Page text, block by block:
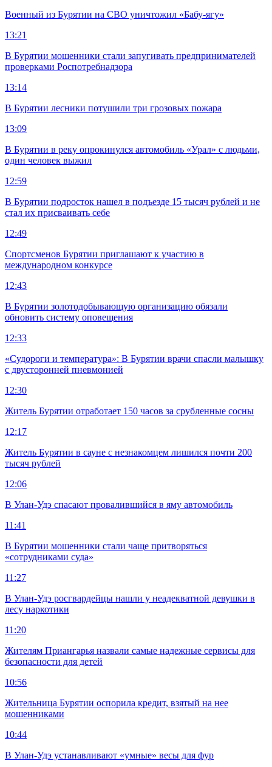
Военный из Бурятии на СВО уничтожил «Бабу-ягу»
13:21
В Бурятии мошенники стали запугивать предпринимателей
проверками Роспотребнадзора
13:14
В Бурятии лесники потушили три грозовых пожара
13:09
В Бурятии в реку опрокинулся автомобиль «Урал» с людьми,
один человек выжил
12:59
В Бурятии подросток нашел в подъезде 15 тысяч рублей и не
стал их присваивать себе
12:49
Спортсменов Бурятии приглашают к участию в
международном конкурсе
12:43
В Бурятии золотодобывающую организацию обязали
обновить систему оповещения
12:33
«Судороги и температура»: В Бурятии врачи спасли малышку
с двусторонней пневмонией
12:30
Житель Бурятии отработает 150 часов за срубленные сосны
12:17
Житель Бурятии в сауне с незнакомцем лишился почти 200
тысяч рублей
12:06
В Улан-Удэ спасают провалившийся в яму автомобиль
11:41
В Бурятии мошенники стали чаще притворяться
«сотрудниками суда»
11:27
В Улан-Удэ росгвардейцы нашли у неадекватной девушки в
лесу наркотики
11:20
Жителям Приангарья назвали самые надежные сервисы для
безопасности для детей
10:56
Жительница Бурятии оспорила кредит, взятый на нее
мошенниками
10:44
В Улан-Удэ устанавливают «умные» весы для фур